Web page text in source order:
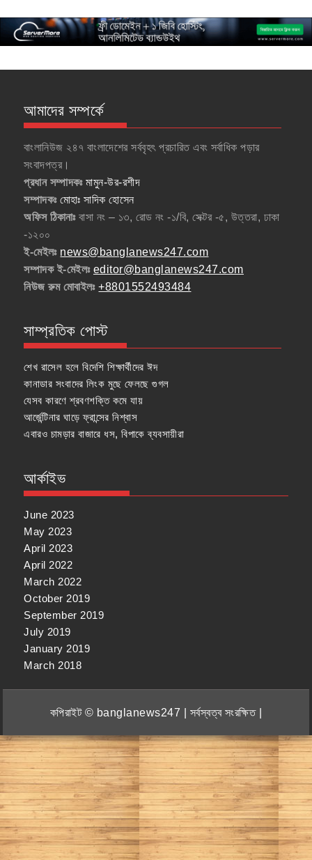
আমাদের সম্পর্কে
বাংলানিউজ ২৪৭ বাংলাদেশের সর্ববৃহৎ প্রচারিত এবং সর্বাধিক পড়ার
সংবাদপত্র।
প্রধান সম্পাদকঃমামুন-উর-রশীদ
সম্পাদকঃ মোহাঃ সাদিক হোসেন
অফিস ঠিকানাঃবাসা নং – ১৩, রোড নং -১/বি, সেক্টর -৫, উত্তরা, ঢাকা
-১২০০
ই-মেইলঃ news@banglanews247.com
সম্পাদক ই-মেইলঃ editor@banglanews247.com
নিউজ রুম মোবাইলঃ+8801552493484
সাম্প্রতিক পোস্ট
শেখ রাসেল হলে বিদেশি শিক্ষার্থীদের ঈদ
কানাডার সংবাদের লিংক মুছে ফেলছে গুগল
যেসব কারণে শ্রবণশক্তি কমে যায়
আর্জেন্টিনার ঘাড়ে ফ্রান্সের নিশ্বাস
এবারও চামড়ার বাজারে ধস, বিপাকে ব্যবসায়ীরা
আর্কাইভ
June 2023
May 2023
April 2023
April 2022
March 2022
October 2019
September 2019
July 2019
January 2019
March 2018
কপিরাইট © banglanews247 | সর্বস্বত্ব সংরক্ষিত |